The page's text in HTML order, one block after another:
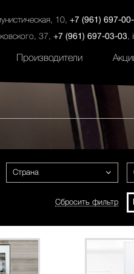
10, +7 (961) 697-
37, +7 (961) 697-03-03,
Салоны Услуги
Производители
Страна
Сбросить фильтр